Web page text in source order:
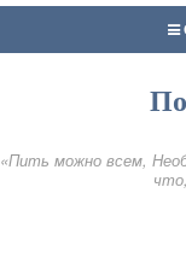
«Пить можно всем,